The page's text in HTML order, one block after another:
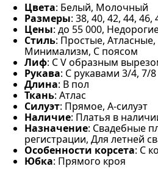
Цвета: Белый, Молочный
Размеры: 38, 40, 42, 44, 46,
Цены: до 55 000,
Стиль: Простые,
Минимализм, С поясом
Лиф: С V образным
Рукава: С рукавами 3/4, 7/8
Длина: В пол
Ткань: Атлас
Силуэт: Прямое, А-силуэт
Наличие: Платья в
Назначение: Свадебные
регистрации, Для летней
Особенности корсета: С
Юбка: Прямого кроя